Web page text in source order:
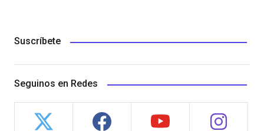
Suscríbete
Seguinos en Redes